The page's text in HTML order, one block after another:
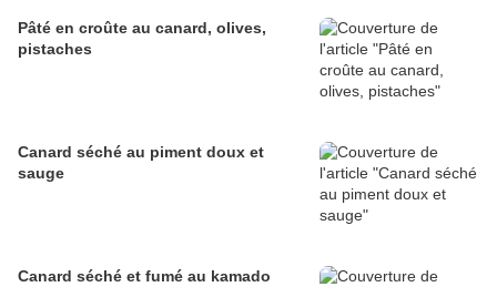
Pâté en croûte au canard, olives,
pistaches
Canard séché au piment doux et
sauge
Canard séché et fumé au kamado